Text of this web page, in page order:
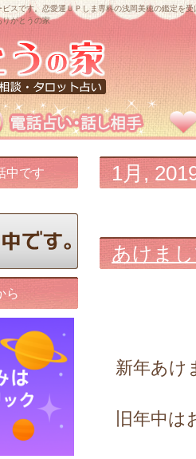
ビスです。恋愛運ＵＰしま専科の浅岡美穂の鑑定
りがとうの家
1月,
あけま
新年あけ
旧年中
中です
ら